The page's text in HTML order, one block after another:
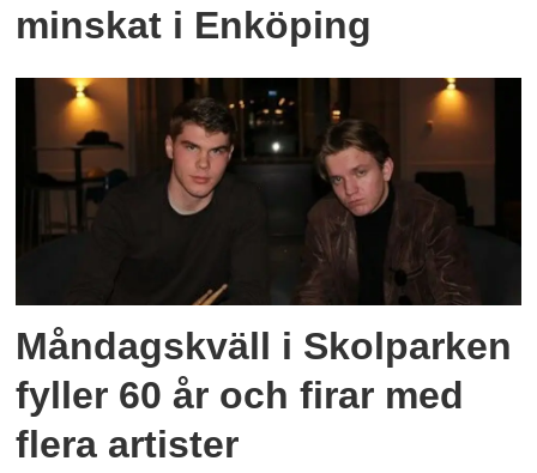
minskat i Enköping
Måndagskväll i Skolparken
fyller 60 år och firar med
flera artister